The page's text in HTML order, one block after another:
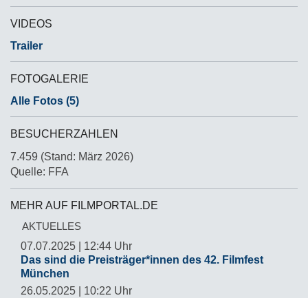
VIDEOS
Trailer
FOTOGALERIE
Alle Fotos (5)
BESUCHERZAHLEN
7.459 (Stand: März 2026)
Quelle: FFA
MEHR AUF FILMPORTAL.DE
AKTUELLES
07.07.2025 | 12:44 Uhr
Das sind die Preisträger*innen des 42. Filmfest
München
26.05.2025 | 10:22 Uhr